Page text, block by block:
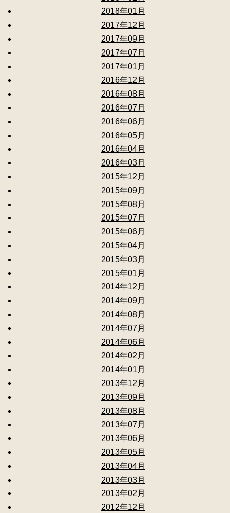
2018年01月
2017年12月
2017年09月
2017年07月
2017年01月
2016年12月
2016年08月
2016年07月
2016年06月
2016年05月
2016年04月
2016年03月
2015年12月
2015年09月
2015年08月
2015年07月
2015年06月
2015年04月
2015年03月
2015年01月
2014年12月
2014年09月
2014年08月
2014年07月
2014年06月
2014年02月
2014年01月
2013年12月
2013年09月
2013年08月
2013年07月
2013年06月
2013年05月
2013年04月
2013年03月
2013年02月
2012年12月